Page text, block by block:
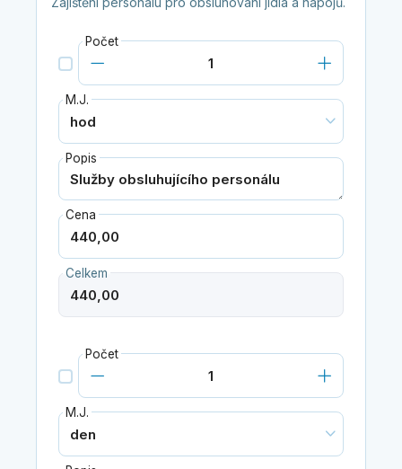
Počet
M.J.
Popis
Cena
Celkem
Počet
M.J.